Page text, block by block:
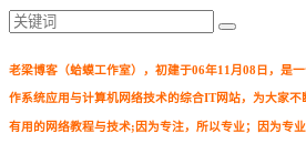
老梁博客（蛤蟆工作室），初建于06年11月08日，是
作系统应用与计算机网络技术的综合IT网站，为大家不
有用的网络教程与技术;因为专注，所以专业；因为专业